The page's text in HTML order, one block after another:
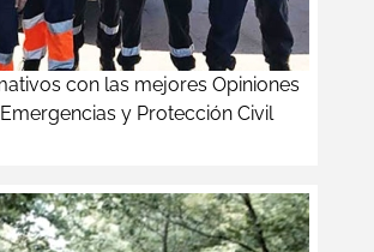
con las mejores Opiniones
y Protección Civil